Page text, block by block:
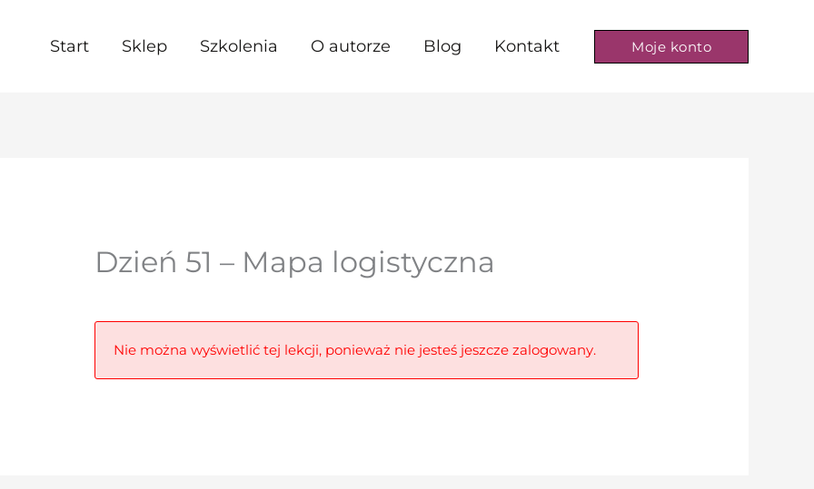
Start Sklep Szkolenia O autorze Blog Kontakt Moje konto
Dzień 51 – Mapa logistyczna
Nie można wyświetlić tej lekcji, ponieważ nie jesteś jeszcze zalogowany.